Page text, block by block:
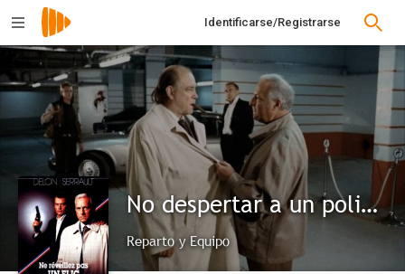
Identificarse/Registrarse
No despertar a un policía que duerme
Reparto y Equipo